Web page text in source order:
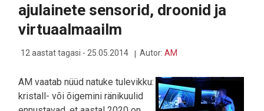
MÄNGIDA!
ajulainete sensorid, droonid ja
virtuaalmaailm
12 aastat tagasi - 25.05.2014 Autor: AM
AM vaatab nüüd natuke tulevikku:
kristall- või õigemini ränikuulid